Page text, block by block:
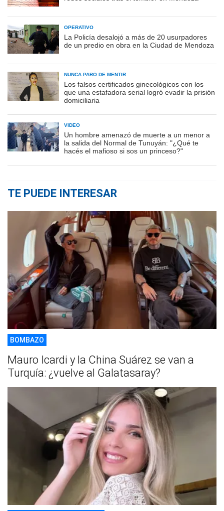
OPERATIVO
La Policía desalojó a más de 20 usurpadores
de un predio en obra en la Ciudad de Mendoza
NUNCA PARÓ DE MENTIR
Los falsos certificados ginecológicos con los
que una estafadora serial logró evadir la prisión
domiciliaria
VIDEO
Un hombre amenazó de muerte a un menor a
la salida del Normal de Tunuyán: "¿Qué te
hacés el mafioso si sos un princeso?"
TE PUEDE INTERESAR
BOMBAZO
Mauro Icardi y la China Suárez se van a
Turquía: ¿vuelve al Galatasaray?